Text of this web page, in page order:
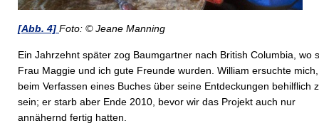
[Abb. 4] Foto: © Jeane Manning
Ein Jahrzehnt später zog Baumgartner nach British Columbia, wo
Frau Maggie und ich gute Freunde wurden. William ersuchte
beim Verfassen eines Buches über seine Entdeckungen behilflich
sein; er starb aber Ende 2010, bevor wir das Projekt auch nur
annähernd fertig hatten.